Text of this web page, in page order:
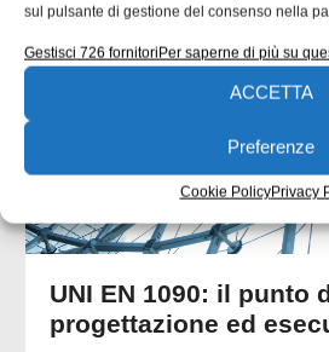
sul pulsante di gestione del consenso nella
Gestisci 726 fornitoriPer saperne di più su
ACCETTA
Preferenze
Cookie PolicyPrivacy
UNI EN 1090: il punto
progettazione ed